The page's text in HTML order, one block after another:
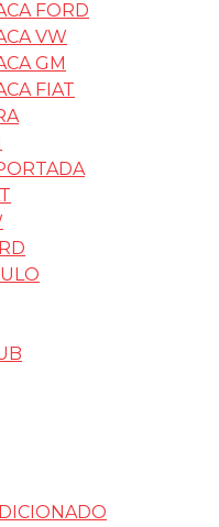
FORD
VW
GM
FIAT